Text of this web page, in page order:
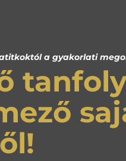
a gyakorlati